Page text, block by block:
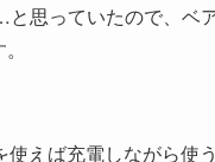
思っていたので、ベ
えば充電しながら使